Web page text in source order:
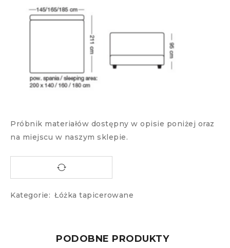
Próbnik materiałów dostępny w opisie poniżej oraz
na miejscu w naszym sklepie.
Kategorie: Łóżka tapicerowane
PODOBNE PRODUKTY